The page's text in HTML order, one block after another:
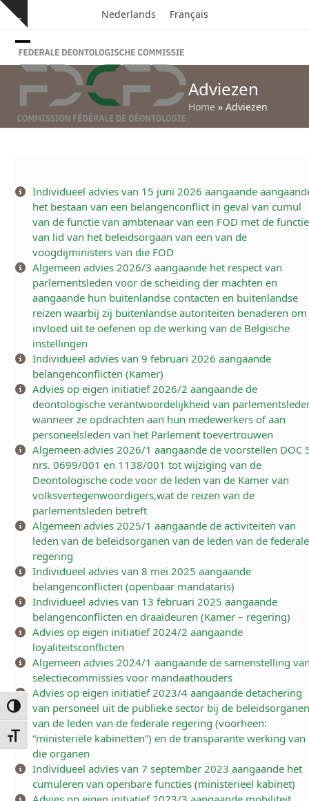
Keuze voor hoog contrast
Kies grootte van het lettertype
Skip
Hide
Nederlands Français
Open
mobile
menu
Close
mobile
menu
Adviezen
Home »Adviezen
Individueel advies van 15 juni 2026 aangaande
het bestaan van een belangenconflict in geval van cumul
van de functie van ambtenaar van een FOD met de functie
van lid van het beleidsorgaan van een van de
voogdijministers van die FOD
Algemeen advies 2026/3 aangaande het respect van
parlementsleden voor de scheiding der machten en
aangaande hun buitenlandse contacten en buitenlandse
reizen waarbij zij buitenlandse autoriteiten benaderen om
invloed uit te oefenen op de werking van de Belgische
instellingen
Individueel advies van 9 februari 2026 aangaande
belangenconflicten (Kamer)
Advies op eigen initiatief 2026/2 aangaande de
deontologische verantwoordelijkheid van
wanneer ze opdrachten aan hun medewerkers of aan
personeelsleden van het Parlement toevertrouwen
Algemeen advies 2026/1 aangaande de voorstellen DOC
nrs. 0699/001 en 1138/001 tot wijziging van de
Deontologische code voor de leden van de Kamer van
volksvertegenwoordigers,wat de reizen van de
parlementsleden betreft
Algemeen advies 2025/1 aangaande de activiteiten van
leden van de beleidsorganen van de leden van de federale
regering
Individueel advies van 8 mei 2025 aangaande
belangenconflicten (openbaar mandataris)
Individueel advies van 13 februari 2025 aangaande
belangenconflicten en draaideuren (Kamer – regering)
Advies op eigen initiatief 2024/2 aangaande
loyaliteitsconflicten
Algemeen advies 2024/1 aangaande de samenstelling
selectiecommissies voor mandaathouders
Advies op eigen initiatief 2023/4 aangaande detachering
van personeel uit de publieke sector bij de
van de leden van de federale regering (voorheen:
“ministeriële kabinetten”) en de transparante werking van
die organen
Individueel advies van 7 september 2023 aangaande het
cumuleren van openbare functies (ministerieel kabinet)